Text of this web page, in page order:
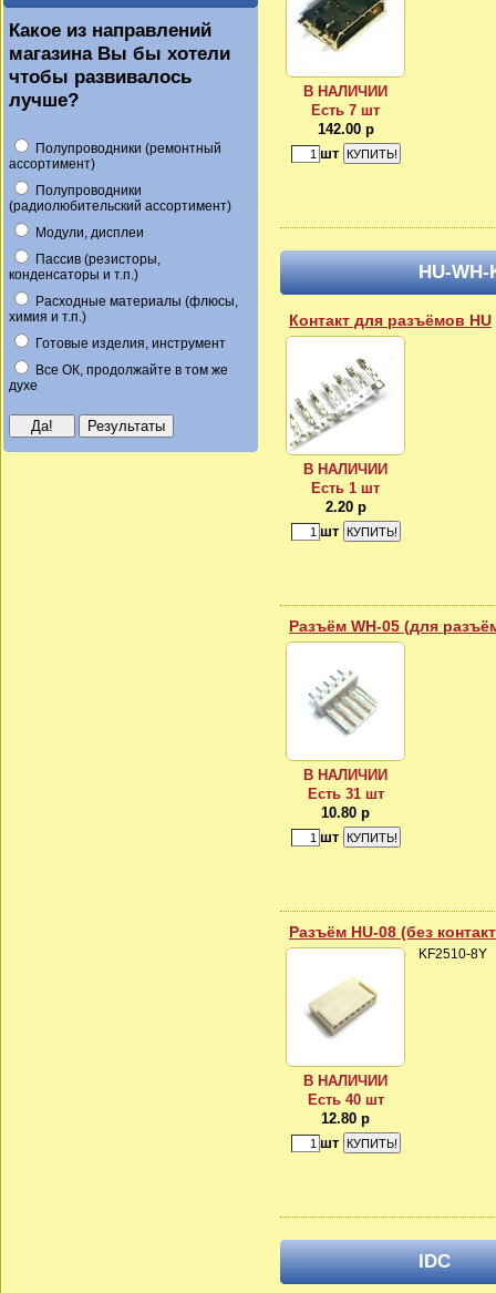
Какое из направлений
магазина Вы бы хотели
чтобы развивалось
лучше?
Полупроводники (ремонтный
ассортимент)
Полупроводники
(радиолюбительский ассортимент)
Модули, дисплеи
Пассив (резисторы,
конденсаторы и т.п.)
Расходные материалы (флюсы,
химия и т.п.)
Готовые изделия, инструмент
Все ОК, продолжайте в том же
духе
В НАЛИЧИИ
Есть 7 шт
142.00 р
шт
HU-WH-
Контакт для разъёмов HU
В НАЛИЧИИ
Есть 1 шт
2.20 р
шт
Разъём WH-05 (для
В НАЛИЧИИ
Есть 31 шт
10.80 р
шт
Разъём HU-08 (без
В НАЛИЧИИ
Есть 40 шт
12.80 р
шт
KF2510-8Y
IDC